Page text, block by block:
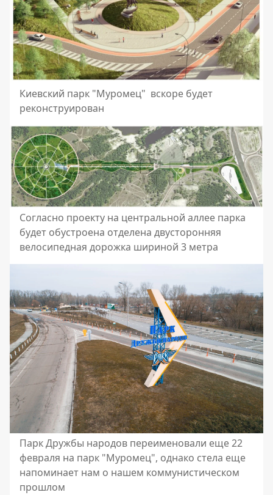
Киевский парк "Муромец" вскоре будет
реконструирован
Согласно проекту на центральной аллее парка
будет обустроена отделена двусторонняя
велосипедная дорожка шириной 3 метра
Парк Дружбы народов переименовали еще 22
февраля на парк "Муромец", однако стела еще
напоминает нам о нашем коммунистическом
прошлом